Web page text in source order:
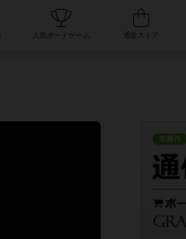
人気ボードゲーム